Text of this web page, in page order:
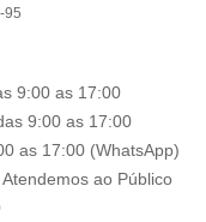
95
9:00 as 17:00
9:00 as 17:00
as 17:00 (WhatsApp)
ao Público